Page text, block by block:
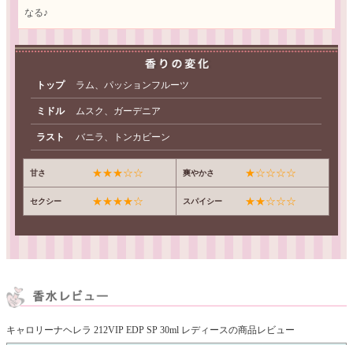
なる♪
トップ ラム、パッションフルーツ
ミドル ムスク、ガーデニア
ラスト バニラ、トンカビーン
甘さ ★★★☆☆ 爽やかさ ★☆☆☆☆
セクシー ★★★★☆ スパイシー ★★☆☆☆
キャロリーナヘレラ 212VIP EDP SP 30ml レディースの商品レビュー